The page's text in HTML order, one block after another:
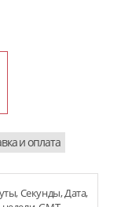
и оплата
Секунды, Дата,